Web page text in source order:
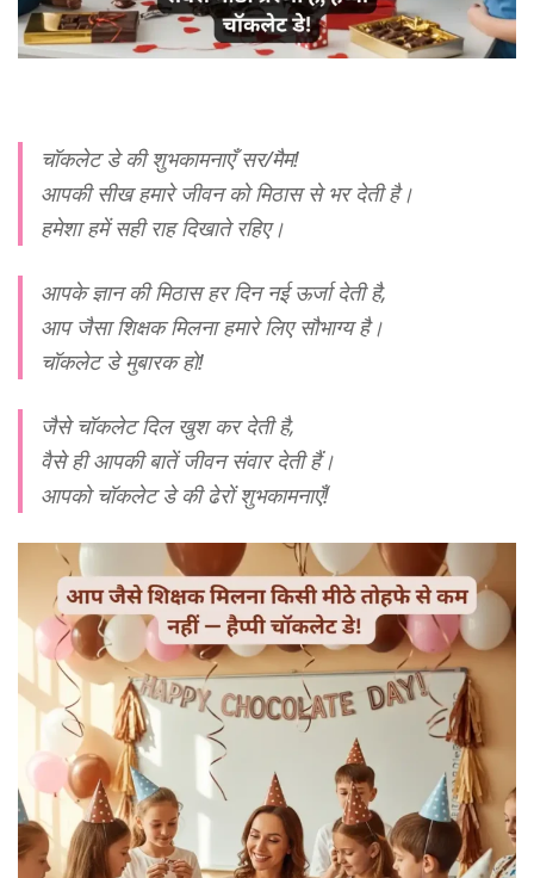
चॉकलेट डे की शुभकामनाएँ सर/मैम!
आपकी सीख हमारे जीवन को मिठास से भर देती है।
हमेशा हमें सही राह दिखाते रहिए।
आपके ज्ञान की मिठास हर दिन नई ऊर्जा देती है,
आप जैसा शिक्षक मिलना हमारे लिए सौभाग्य है।
चॉकलेट डे मुबारक हो!
जैसे चॉकलेट दिल खुश कर देती है,
वैसे ही आपकी बातें जीवन संवार देती हैं।
आपको चॉकलेट डे की ढेरों शुभकामनाएँ!